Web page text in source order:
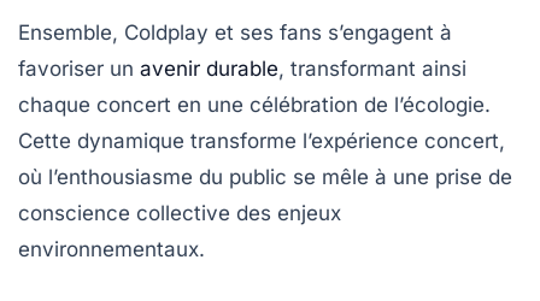
Ensemble, Coldplay et ses fans s’engagent à
favoriser un avenir durable, transformant ainsi
chaque concert en une célébration de l’écologie.
Cette dynamique transforme l’expérience concert,
où l’enthousiasme du public se mêle à une prise de
conscience collective des enjeux
environnementaux.